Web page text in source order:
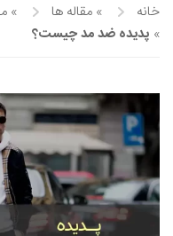
آموزش مجازی طراحی
آموزش مجازی گرافیک
آموزش مجازی طراحی
نقاشی پاستل
نقاشی رنگ روغن
نقاشی آبرنگ
خوشنویسی نستعلیق
خوشنویسی با خودکار
خانه » مقاله ها »
» پدیده ضد مد چیست؟